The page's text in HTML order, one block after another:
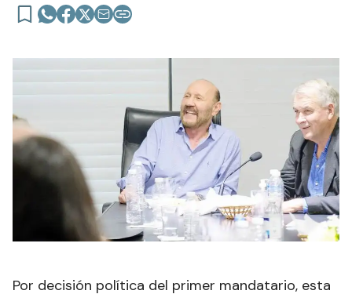
Por decisión política del primer mandatario, esta